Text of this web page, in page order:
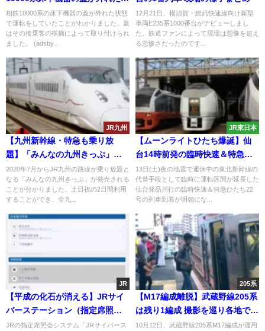
ま運転か 乗客の指摘で発覚
相鉄10000系の床下機器の蓋が外れた状態
で運転をしていたことがわかりました。蓋
はその後乗客の指摘によって取り付けられ
ました。 (adsby...
12月21日、横須賀・総武快速線向け新型
車両E235系1000番台がデビューしまし
た。鉄道ファンによって現場は想像を超え
る悲惨さだったのです...
JR九州
【九州新幹線・特急も乗り放
題】「みんなの九州きっぷ」発
売 JR九州全線2日間乗り放題6
回まで普通車指定席を予約可
能 2020年7月11日から利用可
2020年7月からJR九州の路線が乗り放題と
なる「みんなの九州きっぷ」が発売される
ことが分かりました。土日祝の2日間利用
することができ、全九...
JR東日本
【ムーンライトひたち爆誕】仙
台14時前発の臨時快速＆特急ひ
たちが上野行で到着が明日の朝
に
13日(土)夜の地震で運休中の東北新幹線の
代替手段として臨時に運転区間が延長した
仙台発品川行の臨時快速＆特急ひたち22
号の列車到着が明朝にな...
JR
【平成の化石が消える】JRサイ
バーステーション（指定席照
会）がリニューアル・スマホ対
JRの指定席照会システム「JRサイバース
205系
【M17編成離脱】武蔵野線205系
は残り1編成 撮影を巡り各地では
騒ぎになり｢走る動物園｣状態
10月12日、武蔵野線205系M17編成が運用